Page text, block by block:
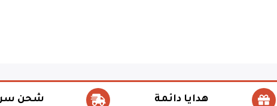
هدايا دائمة شحن